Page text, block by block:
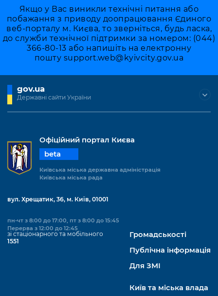
Якщо у Вас виникли технічні питання або
побажання з приводу доопрацювання Єдиного
веб-порталу м. Києва, то зверніться, будь ласка,
до служби технічної підтримки за номером: (044)
366-80-13 або напишіть на електронну
пошту support.web@kyivcity.gov.ua
gov.ua
Державні сайти України
Офіційний портал Києва
beta
Київська міська державна адміністрація
Київська міська рада
вул. Хрещатик, 36, м. Київ, 01001
пн-чт з 8:00 до 17:00, пт з 8:00 до 15:45
Перерва з 12:00 до 12:45
зі стаціонарного та мобільного
1551
Громадськості
Публічна інформація
Для ЗМІ
Київ та міська влада